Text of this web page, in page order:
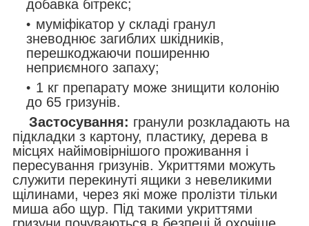
добавка бітрекс;
муміфікатор у складі гранул
зневоднює загиблих шкідників,
перешкоджаючи поширенню
неприємного запаху;
1 кг препарату може знищити колонію
до 65 гризунів.
Застосування: гранули розкладають на
підкладки з картону, пластику, дерева в
місцях найімовірнішого проживання і
пересування гризунів. Укриттями можуть
служити перекинуті ящики з невеликими
щілинами, через які може пролізти тільки
миша або щур. Під такими укриттями